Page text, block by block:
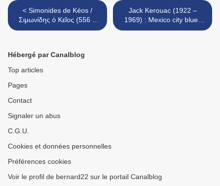
< Simonides de Kéos /
Σιμωνίδης ὁ Κεῖος (556 –
467 avant J.C.) : Les morts
Jack Kerouac (1922 –
1969) : Mexico city blues
(62 – 72ème Chorus) / 62 –
Hébergé par Canalblog
Top articles
Pages
Contact
Signaler un abus
C.G.U.
Cookies et données personnelles
Préférences cookies
Voir le profil de bernard22 sur le portail Canalblog